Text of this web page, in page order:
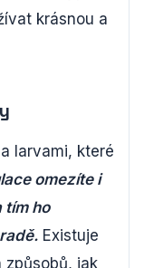
krásnou a
larvami, které
omezíte i
tím ho
Existuje
jak